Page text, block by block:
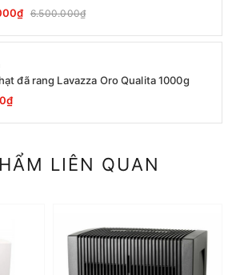
6.500.000₫
đã rang Lavazza Oro Qualita 1000g
LIÊN QUAN